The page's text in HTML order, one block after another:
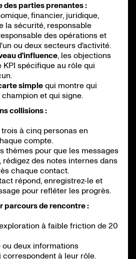
des parties prenantes :
financier, juridique,
la sécurité, responsable
des opérations et
ou deux secteurs d'activité.
d'influence, les objections
KPI spécifique au rôle qui
simple qui montre qui
champion et qui signe.
collisions :
à cinq personas en
compte.
thèmes pour que les messages
rédigez des notes internes dans
chaque contact.
répond, enregistrez-le et
pour refléter les progrès.
parcours de rencontre :
à faible friction de 20
ou deux informations
correspondent à leur rôle.